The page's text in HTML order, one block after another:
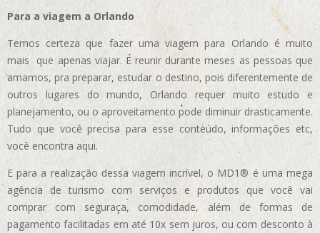
Para a viagem a Orlando
Temos certeza que fazer uma viagem para Orlando é muito
mais que apenas viajar. É reunir durante meses as pessoas que
amamos, pra preparar, estudar o destino, pois diferentemente de
outros lugares do mundo, Orlando requer muito estudo e
planejamento, ou o aproveitamento pode diminuir drasticamente.
Tudo que você precisa para esse conteúdo, informações etc,
você encontra aqui.
E para a realização dessa viagem incrível, o MD1® é uma mega
agência de turismo com serviços e produtos que você vai
comprar com seguraça, comodidade, além de formas de
pagamento facilitadas em até 10x sem juros, ou com desconto à